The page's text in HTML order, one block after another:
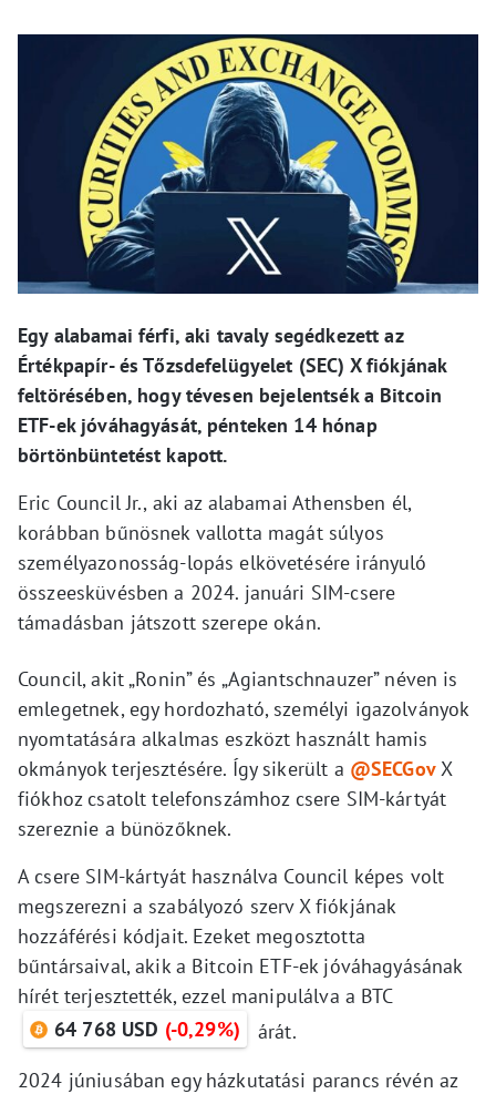
Egy alabamai férfi, aki tavaly segédkezett az
Értékpapír- és Tőzsdefelügyelet (SEC) X fiókjának
feltörésében, hogy tévesen bejelentsék a Bitcoin
ETF-ek jóváhagyását, pénteken 14 hónap
börtönbüntetést kapott.
Eric Council Jr., aki az alabamai Athensben él,
korábban bűnösnek vallotta magát súlyos
személyazonosság-lopás elkövetésére irányuló
összeesküvésben a 2024. januári SIM-csere
támadásban játszott szerepe okán.
Council, akit „Ronin” és „Agiantschnauzer” néven is
emlegetnek, egy hordozható, személyi igazolványok
nyomtatására alkalmas eszközt használt hamis
okmányok terjesztésére. Így sikerült a @SECGovX
fiókhoz csatolt telefonszámhoz csere SIM-kártyát
szereznie a bünözőknek.
A csere SIM-kártyát használva Council képes volt
megszerezni a szabályozó szerv X fiókjának
hozzáférési kódjait. Ezeket megosztotta
bűntársaival, akik a Bitcoin ETF-ek jóváhagyásának
hírét terjesztették, ezzel manipulálva a BTC
64 768 USD (-0,29%)
árát.
2024 júniusában egy házkutatási parancs révén az